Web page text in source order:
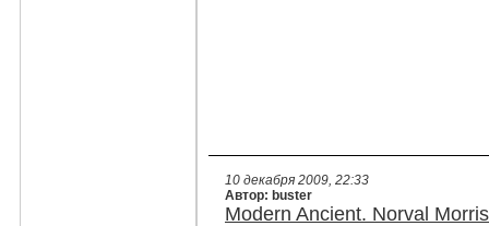
10 декабря 2009, 22:33
Автор: buster
Modern Ancient. Norval